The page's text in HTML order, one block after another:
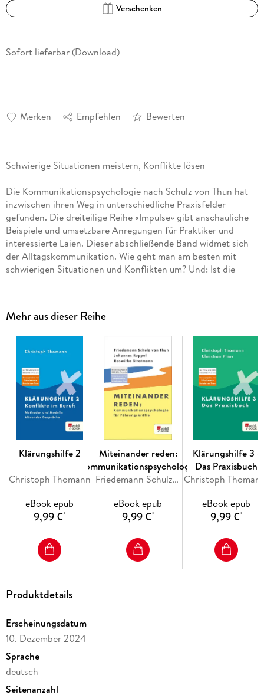
Verschenken
Sofort lieferbar (Download)
Merken Empfehlen Bewerten
Schwierige Situationen meistern, Konflikte lösen
Die Kommunikationspsychologie nach Schulz von Thun hat
inzwischen ihren Weg in unterschiedliche Praxisfelder
gefunden. Die dreiteilige Reihe «Impulse» gibt anschauliche
Beispiele und umsetzbare Anregungen für Praktiker und
interessierte Laien. Dieser abschließende Band widmet sich
der Alltagskommunikation. Wie geht man am besten mit
schwierigen Situationen und Konflikten um? Und: Ist die
«Wenn es um Kommunikation oder Rhetorik geht, kommt
man um den Namen Schulz von Thun nicht herum.»
Psychologie heute
Mehr aus dieser Reihe
Klärungshilfe 2
Christoph Thomann
eBook epub
9,99 €*
Miteinander reden:
Kommunikationspsychologie
für Führungskräfte
Friedemann Schulz von Thun, Johannes Ruppel, Roswitha Stratmann
eBook epub
9,99 €*
Klärungshilfe 3 -
Das Praxisbuch
eBook epub
9,99 €*
Produktdetails
Erscheinungsdatum
10. Dezember 2024
Sprache
deutsch
Seitenanzahl